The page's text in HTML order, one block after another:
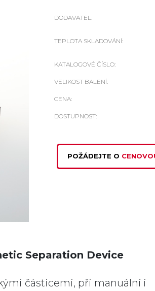
DODAVATEL:
TEPLOTA SKLADOVÁNÍ:
KATALOGOVÉ ČÍSLO:
VELIKOST BALENÍ:
CENA:
DOSTUPNOST:
POŽÁDEJTE O
Separation Device
částicemi, při manuální i